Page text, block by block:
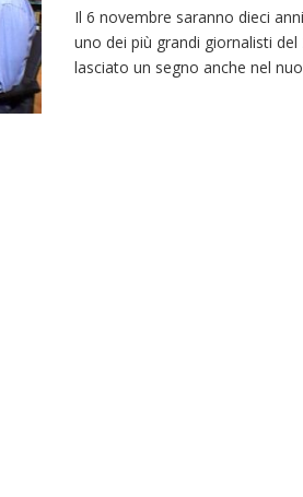
Il 6 novembre saranno dieci
uno dei più grandi giornalisti
lasciato un segno anche nel